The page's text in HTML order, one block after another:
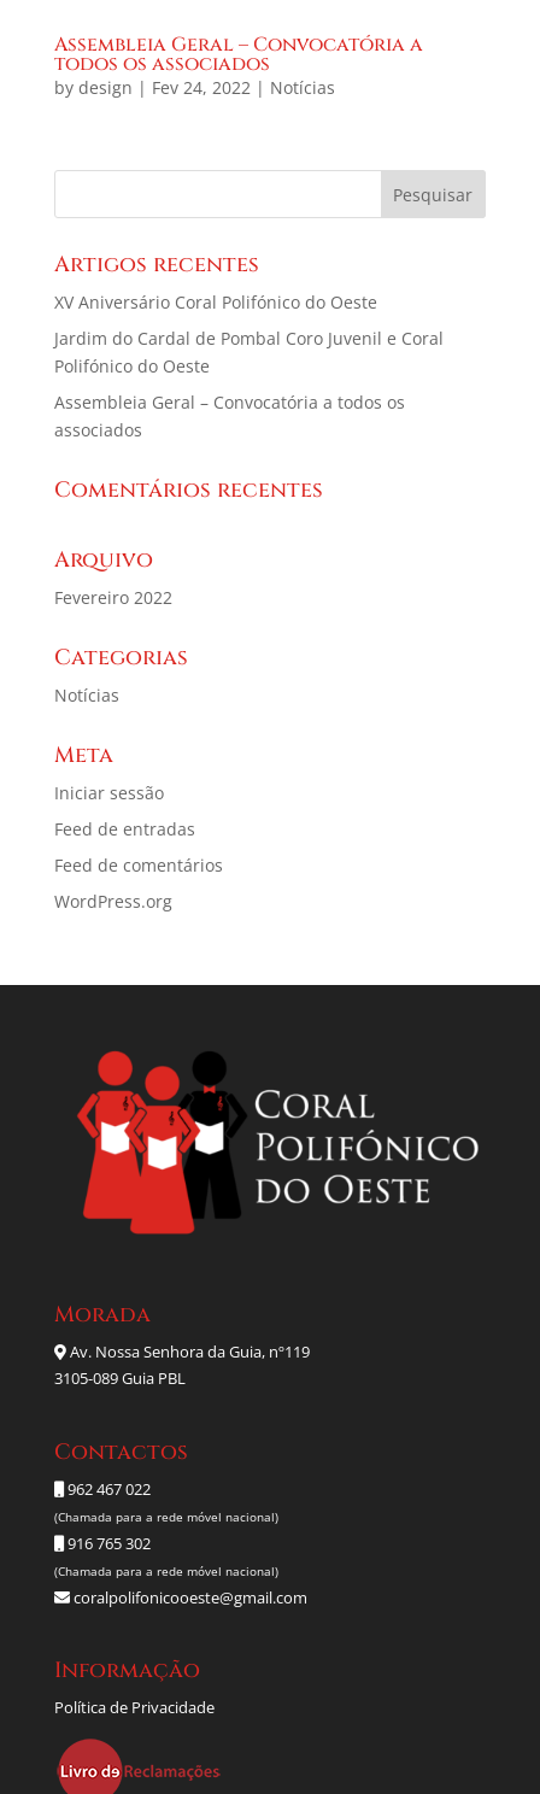
Assembleia Geral – Convocatória a
todos os associados
by design | Fev 24, 2022| Notícias
Artigos recentes
XV Aniversário Coral Polifónico do Oeste
Jardim do Cardal de Pombal Coro Juvenil e Coral
Polifónico do Oeste
Assembleia Geral – Convocatória a todos os
associados
Comentários recentes
Arquivo
Fevereiro 2022
Categorias
Notícias
Meta
Iniciar sessão
Feed de entradas
Feed de comentários
WordPress.org
Morada
Av. Nossa Senhora da Guia, nº119
3105-089 Guia PBL
Contactos
962 467 022
(Chamada para a rede móvel nacional)
916 765 302
(Chamada para a rede móvel nacional)
coralpolifonicooeste@gmail.com
Informação
Política de Privacidade